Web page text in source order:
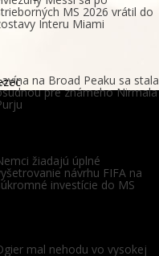
MS 2026 vrátil do
Interu Miami
na Broad Peaku sa stala
pre známeho Nirmala
žiadajú úplné
návrhu FIFA na
investície do MS
mal nehodu vo vysokej